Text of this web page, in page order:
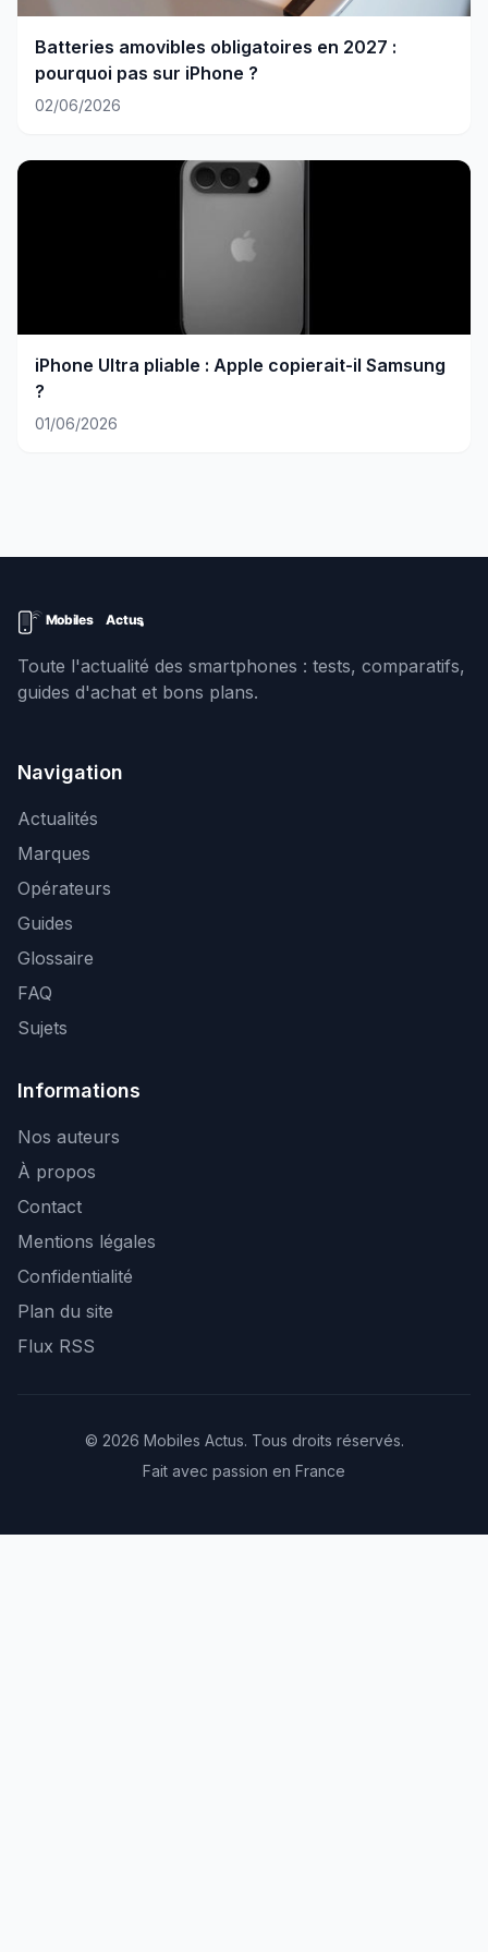
Batteries amovibles obligatoires en 2027 :
pourquoi pas sur iPhone ?
02/06/2026
iPhone Ultra pliable : Apple copierait-il Samsung
?
01/06/2026
Toute l'actualité des smartphones : tests, comparatifs,
guides d'achat et bons plans.
Navigation
Actualités
Marques
Opérateurs
Guides
Glossaire
FAQ
Sujets
Informations
Nos auteurs
À propos
Contact
Mentions légales
Confidentialité
Plan du site
Flux RSS
© 2026 Mobiles Actus. Tous droits réservés.
Fait avec passion en France